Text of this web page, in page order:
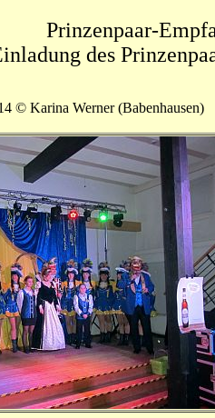
Prinzenpaar-
des
© Karina Werner (Babenhausen)